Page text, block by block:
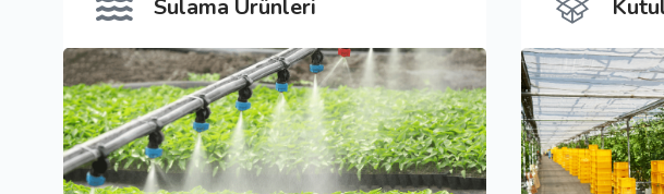
Sulama Ürünleri